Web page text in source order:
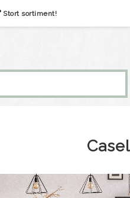
Stort sortiment!